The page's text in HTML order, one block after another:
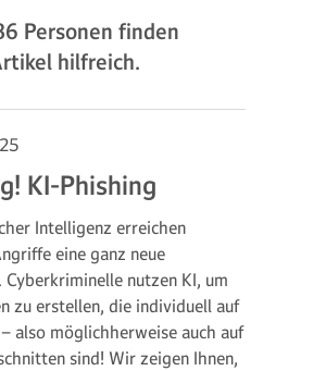
Personen finden
hilfreich.
KI-Phishing
Intelligenz erreichen
eine ganz neue
Cyberkriminelle nutzen KI, um
zu erstellen, die individuell auf
also möglichherweise auch auf
sind! Wir zeigen Ihnen,